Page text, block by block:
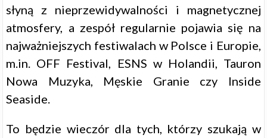
słyną z nieprzewidywalności i magnetycznej
atmosfery, a zespół regularnie pojawia się na
najważniejszych festiwalach w Polsce i Europie,
m.in. OFF Festival, ESNS w Holandii, Tauron
Nowa Muzyka, Męskie Granie czy Inside
Seaside.
To będzie wieczór dla tych, którzy szukają w